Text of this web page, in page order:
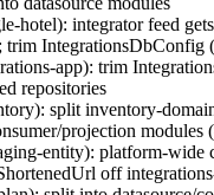
hotel): integrator feed
trim IntegrationsDbConfig
app): trim
repositories
split inventory-
projection modules
entity): platform-wide
off